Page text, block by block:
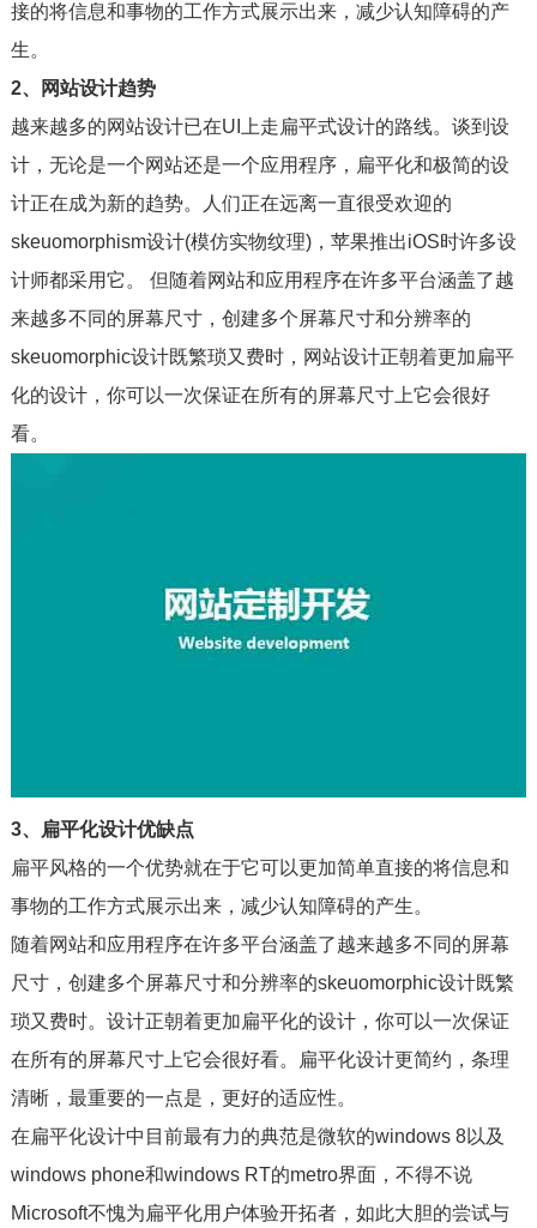
接的将信息和事物的工作方式展示出来，减少认知障碍的产
生。
2、网站设计趋势
越来越多的网站设计已在UI上走扁平式设计的路线。谈到设
计，无论是一个网站还是一个应用程序，扁平化和极简的设
计正在成为新的趋势。人们正在远离一直很受欢迎的
skeuomorphism设计(模仿实物纹理)，苹果推出iOS时许多设
计师都采用它。 但随着网站和应用程序在许多平台涵盖了越
来越多不同的屏幕尺寸，创建多个屏幕尺寸和分辨率的
skeuomorphic设计既繁琐又费时，网站设计正朝着更加扁平
化的设计，你可以一次保证在所有的屏幕尺寸上它会很好
看。
3、扁平化设计优缺点
扁平风格的一个优势就在于它可以更加简单直接的将信息和
事物的工作方式展示出来，减少认知障碍的产生。
随着网站和应用程序在许多平台涵盖了越来越多不同的屏幕
尺寸，创建多个屏幕尺寸和分辨率的skeuomorphic设计既繁
琐又费时。设计正朝着更加扁平化的设计，你可以一次保证
在所有的屏幕尺寸上它会很好看。扁平化设计更简约，条理
清晰，最重要的一点是，更好的适应性。
在扁平化设计中目前最有力的典范是微软的windows 8以及
windows phone和windows RT的metro界面，不得不说
Microsoft不愧为扁平化用户体验开拓者，如此大胆的尝试与